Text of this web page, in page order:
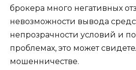
брокера много негативных
невозможности вывода
непрозрачности условий и
проблемах, это может
мошенничестве.